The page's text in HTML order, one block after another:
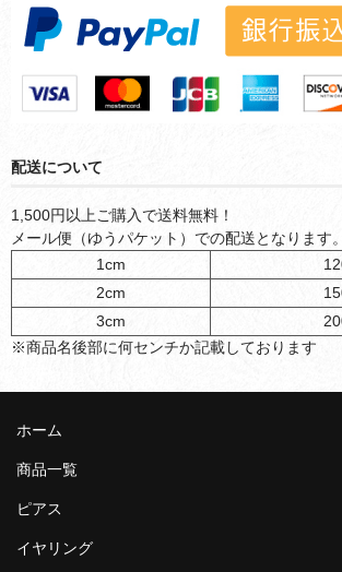
配送について
1,500円以上ご購入で送料無料！
メール便（ゆうパケット）での配送となります。
1cm
2cm
3cm
※商品名後部に何センチか記載しております
ホーム
商品一覧
ピアス
イヤリング